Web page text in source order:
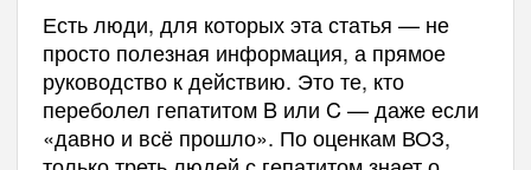
Есть люди, для которых эта статья — не
просто полезная информация, а прямое
руководство к действию. Это те, кто
переболел гепатитом B или C — даже если
«давно и всё прошло». По оценкам ВОЗ,